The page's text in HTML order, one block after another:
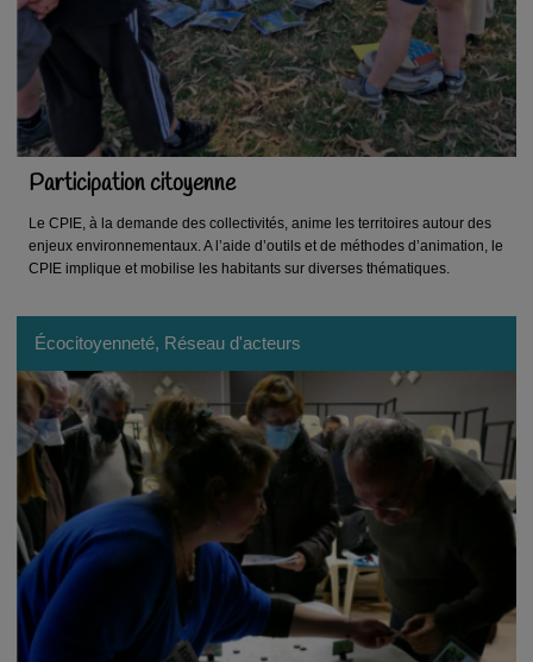
Participation citoyenne
Le CPIE, à la demande des collectivités, anime les territoires autour des
enjeux environnementaux. A l’aide d’outils et de méthodes d’animation, le
CPIE implique et mobilise les habitants sur diverses thématiques.
Écocitoyenneté, Réseau d'acteurs